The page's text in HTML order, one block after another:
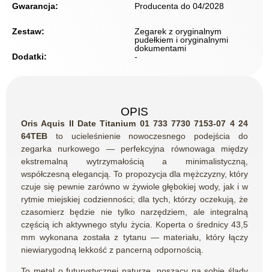
Gwarancja: Producenta do 04/2028
Zestaw:
Zegarek z oryginalnym
pudełkiem i oryginalnymi
dokumentami
Dodatki:
-
OPIS
Oris Aquis II Date Titanium 01 733 7730 7153-07 4 24
64TEB to ucieleśnienie nowoczesnego podejścia do
zegarka nurkowego — perfekcyjna równowaga między
ekstremalną wytrzymałością a minimalistyczną,
współczesną elegancją. To propozycja dla mężczyzny, który
czuje się pewnie zarówno w żywiole głębokiej wody, jak i w
rytmie miejskiej codzienności; dla tych, którzy oczekują, że
czasomierz będzie nie tylko narzędziem, ale integralną
częścią ich aktywnego stylu życia. Koperta o średnicy 43,5
mm wykonana została z tytanu — materiału, który łączy
niewiarygodną lekkość z pancerną odpornością.